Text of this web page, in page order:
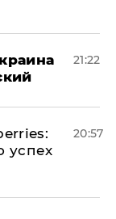
21:22
успех
20:57